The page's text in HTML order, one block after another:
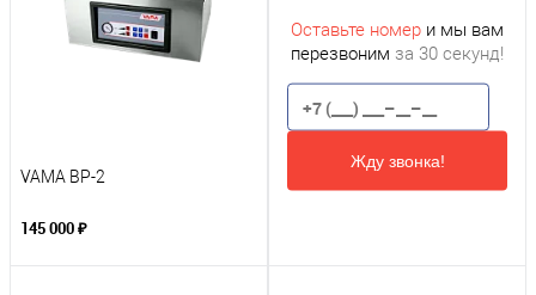
VAMA BP-2
145 000 ₽
Оставьте номер и мы вам
перезвоним за 30 секунд!
Жду звонка!